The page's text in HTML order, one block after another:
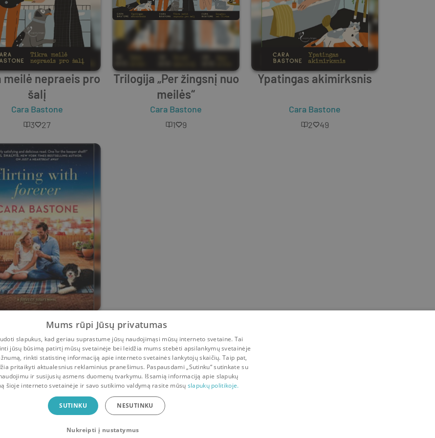
meilė nepraeis pro
šalį
Cara Bastone
3
27
Trilogija „Per žingsnį nuo
meilės“
Cara Bastone
1
9
Ypatingas akimirksnis
Cara Bastone
2
49
with Forever
Cara Bastone
0
0
Mums rūpi Jūsų privatumas
slapukus, kad geriau suprastume jūsų naudojimąsi mūsų interneto svetaine. Tai
jūsų būsimą patirtį mūsų svetainėje bei leidžia mums stebėti apsilankymų svetainėje
rinkti statistinę informaciją apie interneto svetainės lankytojų skaičių. Taip pat,
pritaikyti aktualesnius reklaminius pranešimus. Paspausdami „Sutinku“ sutinkate su
ir susijusių asmens duomenų tvarkymu. Išsamią informaciją apie slapukų
šioje interneto svetainėje ir savo sutikimo valdymą rasite mūsų slapukų politikoje.
SUTINKU NESUTINKU
Nukreipti į nustatymus